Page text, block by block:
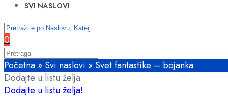
SVI NASLOVI
0
Početna » Svi naslovi » Svet fantastike – bojanka
Dodajte u listu želja
Dodajte u listu želja!